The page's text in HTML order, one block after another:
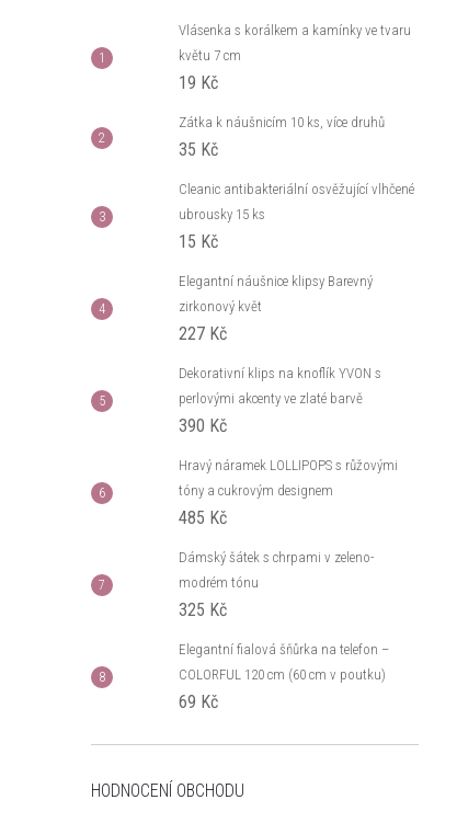
Vlásenka s korálkem a kamínky ve tvaru
květu 7 cm
19 Kč
Zátka k náušnicím 10 ks, více druhů
35 Kč
Cleanic antibakteriální osvěžující vlhčené
ubrousky 15 ks
15 Kč
Elegantní náušnice klipsy Barevný
zirkonový květ
227 Kč
Dekorativní klips na knoflík YVON s
perlovými akcenty ve zlaté barvě
390 Kč
Hravý náramek LOLLIPOPS s růžovými
tóny a cukrovým designem
485 Kč
Dámský šátek s chrpami v zeleno-
modrém tónu
325 Kč
Elegantní fialová šňůrka na telefon –
COLORFUL 120 cm (60 cm v poutku)
69 Kč
HODNOCENÍ OBCHODU